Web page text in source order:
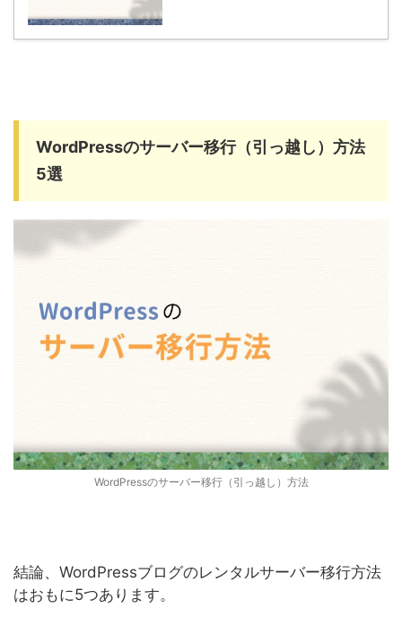
WordPressのサーバー移行（引っ越し）方法
5選
WordPressのサーバー移行（引っ越し）方法
結論、WordPressブログのレンタルサーバー移行方法
はおもに5つあります。